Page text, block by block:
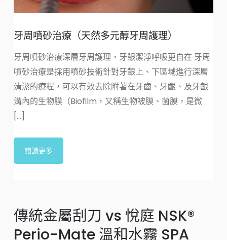
牙周噴砂治療（天然多元醇牙周護理）
牙周噴砂治療深層牙周護理，牙齦潔淨呼吸更自在 牙周
噴砂治療是採用噴砂技術針對牙齦上、下區域進行深層
清潔的療程，可以有效去除附著在牙齒、牙齦、及牙齦
溝內的生物膜（Biofilm，又稱生物被膜、菌膜，是微
[...]
閱讀更多
傳統金屬刮刀 vs 悅庭 NSK®
Perio-Mate 溫和水霧 SPA